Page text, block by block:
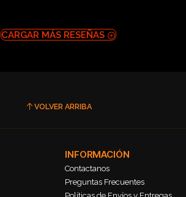
CARGAR MÁS RESEÑAS
VOLVER ARRIBA
INFORMACIÓN
Contactanos
Preguntas Frecuentes